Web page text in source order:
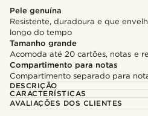
Pele genuína
Resistente, duradoura e que
longo do tempo
Tamanho grande
Acomoda até 20 cartões, notas e
Compartimento para notas
Compartimento separado para
DESCRIÇÃO
CARACTERÍSTICAS
AVALIAÇÕES DOS CLIENTES